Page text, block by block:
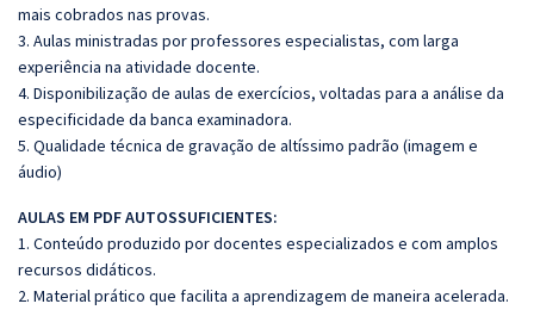
mais cobrados nas provas.
3. Aulas ministradas por professores especialistas, com larga
experiência na atividade docente.
4. Disponibilização de aulas de exercícios, voltadas para a análise da
especificidade da banca examinadora.
5. Qualidade técnica de gravação de altíssimo padrão (imagem e
áudio)
AULAS EM PDF AUTOSSUFICIENTES:
1. Conteúdo produzido por docentes especializados e com amplos
recursos didáticos.
2. Material prático que facilita a aprendizagem de maneira acelerada.